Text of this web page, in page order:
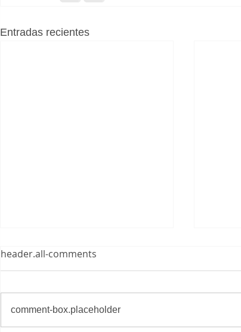
Entradas recientes
header.all-comments
comment-box.placeholder